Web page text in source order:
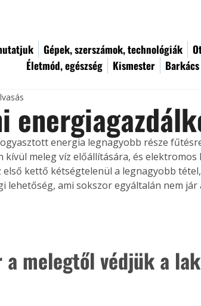
Gépek, szerszámok, technológiák
Életmód, egészség
Kismester Barkács
energia legnagyobb része
kívül meleg víz előállítására, és
első kettő kétségtelenül a legnagyobb
lehetőség, ami sokszor egyáltalán nem
a melegtől védjük a